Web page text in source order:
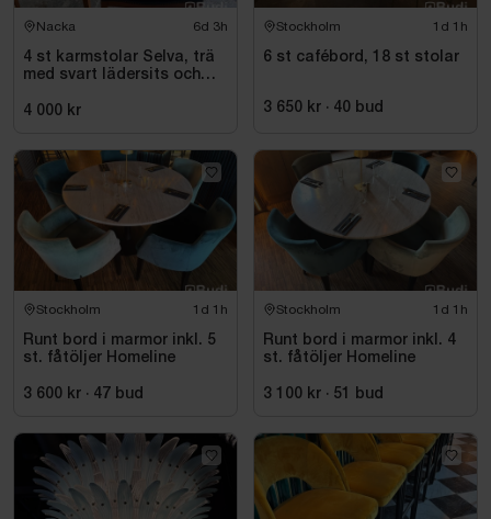
Nacka 6d 3h
4 st karmstolar Selva, trä
med svart lädersits och
4 000 kr
Stockholm 1d 1h
6 st cafébord, 18 st stolar
3 650 kr · 40 bud
Stockholm 1d 1h
Runt bord i marmor inkl. 5
st. fåtöljer Homeline
3 600 kr · 47 bud
Stockholm 1d 1h
Runt bord i marmor inkl. 4
st. fåtöljer Homeline
3 100 kr · 51 bud